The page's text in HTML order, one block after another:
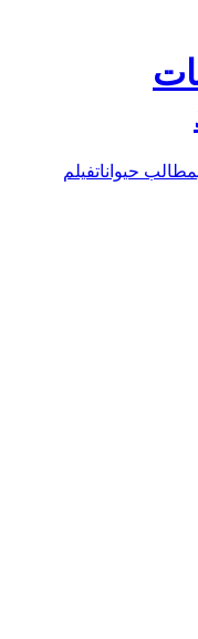
مطالب حیواناتفیلم